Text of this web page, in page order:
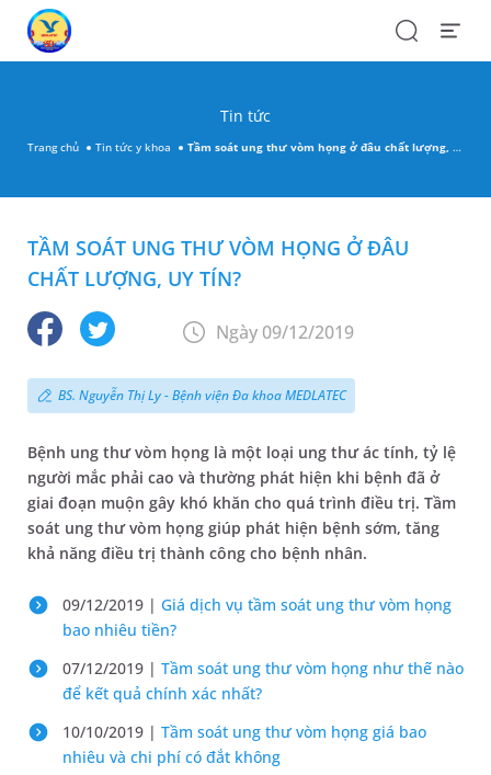
SearchOpen
Tin tức
Trang chủ Tin tức y khoa Tầm soát ung thư vòm họng ở đâu chất lượng, uy tín?
TẦM SOÁT UNG THƯ VÒM HỌNG Ở ĐÂU
CHẤT LƯỢNG, UY TÍN?
Ngày 09/12/2019
BS. Nguyễn Thị Ly - Bệnh viện Đa khoa MEDLATEC
Bệnh ung thư vòm họng là một loại ung thư ác tính, tỷ lệ
người mắc phải cao và thường phát hiện khi bệnh đã ở
giai đoạn muộn gây khó khăn cho quá trình điều trị. Tầm
soát ung thư vòm họng giúp phát hiện bệnh sớm, tăng
khả năng điều trị thành công cho bệnh nhân.
09/12/2019 | Giá dịch vụ tầm soát ung thư vòm họng
bao nhiêu tiền?
07/12/2019 | Tầm soát ung thư vòm họng như thế nào
để kết quả chính xác nhất?
10/10/2019 | Tầm soát ung thư vòm họng giá bao
nhiêu và chi phí có đắt không